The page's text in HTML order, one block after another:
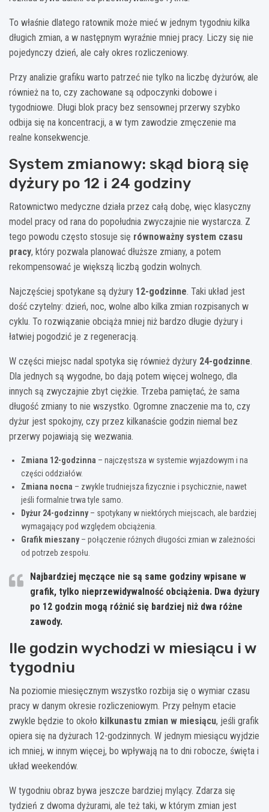
To właśnie dlatego ratownik może mieć w jednym tygodniu kilka
długich zmian, a w następnym wyraźnie mniej pracy. Liczy się nie
pojedynczy dzień, ale cały okres rozliczeniowy.
Przy analizie grafiku warto patrzeć nie tylko na liczbę dyżurów, ale
również na to, czy zachowane są odpoczynki dobowe i
tygodniowe. Długi blok pracy bez sensownej przerwy szybko
odbija się na koncentracji, a w tym zawodzie zmęczenie ma
realne konsekwencje.
System zmianowy: skąd biorą się
dyżury po 12 i 24 godziny
Ratownictwo medyczne działa przez całą dobę, więc klasyczny
model pracy od rana do popołudnia zwyczajnie nie wystarcza. Z
tego powodu często stosuje się równoważny system czasu
pracy, który pozwala planować dłuższe zmiany, a potem
rekompensować je większą liczbą godzin wolnych.
Najczęściej spotykane są dyżury 12-godzinne. Taki układ jest
dość czytelny: dzień, noc, wolne albo kilka zmian rozpisanych w
cyklu. To rozwiązanie obciąża mniej niż bardzo długie dyżury i
łatwiej pogodzić je z regeneracją.
W części miejsc nadal spotyka się również dyżury 24-godzinne.
Dla jednych są wygodne, bo dają potem więcej wolnego, dla
innych są zwyczajnie zbyt ciężkie. Trzeba pamiętać, że sama
długość zmiany to nie wszystko. Ogromne znaczenie ma to, czy
dyżur jest spokojny, czy przez kilkanaście godzin niemal bez
przerwy pojawiają się wezwania.
Zmiana 12-godzinna – najczęstsza w systemie wyjazdowym i na
części oddziałów.
Zmiana nocna – zwykle trudniejsza fizycznie i psychicznie, nawet
jeśli formalnie trwa tyle samo.
Dyżur 24-godzinny– spotykany w niektórych miejscach, ale bardziej
wymagający pod względem obciążenia.
Grafik mieszany– połączenie różnych długości zmian w zależności
od potrzeb zespołu.
Najbardziej męczące nie są same godziny wpisane w
grafik, tylko nieprzewidywalność obciążenia. Dwa dyżury
po 12 godzin mogą różnić się bardziej niż dwa różne
zawody.
Ile godzin wychodzi w miesiącu i w
tygodniu
Na poziomie miesięcznym wszystko rozbija się o wymiar czasu
pracy w danym okresie rozliczeniowym. Przy pełnym etacie
zwykle będzie to około kilkunastu zmian w miesiącu, jeśli grafik
opiera się na dyżurach 12-godzinnych. W jednym miesiącu wyjdzie
ich mniej, w innym więcej, bo wpływają na to dni robocze, święta i
układ weekendów.
W tygodniu obraz bywa jeszcze bardziej mylący. Zdarza się
tydzień z dwoma dyżurami, ale też taki, w którym zmian jest